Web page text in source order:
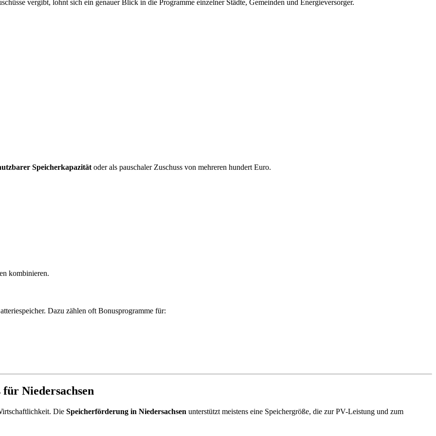
vergibt, lohnt sich ein genauer Blick in die Programme einzelner Städte, Gemeinden und Energieversorger.
Speicherkapazität oder als pauschaler Zuschuss von mehreren hundert Euro.
kombinieren.
Dazu zählen oft Bonusprogramme für:
Niedersachsen
Die Speicherförderung in Niedersachsen unterstützt meistens eine Speichergröße, die zur PV-Leistung und zum